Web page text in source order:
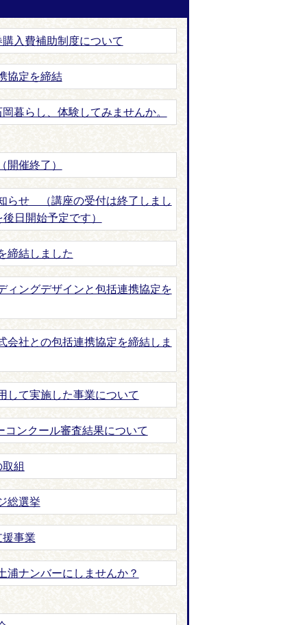
入費補助制度について
協定を締結
暮らし、体験してみませんか。
開催終了）
らせ （講座の受付は終了しまし
日開始予定です）
締結しました
ィングデザインと包括連携協定を
会社との包括連携協定を締結しま
して実施した事業について
ンクール審査結果について
組
総選挙
事業
浦ナンバーにしませんか？